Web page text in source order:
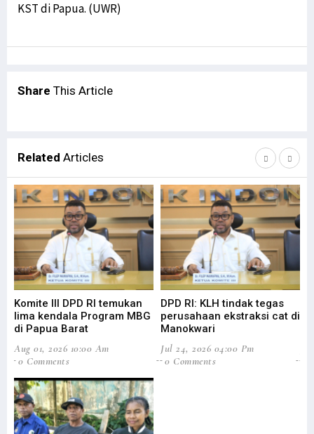
KST di Papua. (UWR)
Share This Article
Related Articles
Komite III DPD RI temukan
lima kendala Program MBG
di Papua Barat
Aug 01, 2026 10:00 Am
0 Comments
DPD RI: KLH tindak tegas
perusahaan ekstraksi cat di
Manokwari
Jul 24, 2026 04:00 Pm
0 Comments